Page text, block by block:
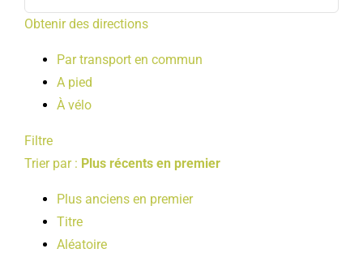
Obtenir des directions
Par transport en commun
A pied
À vélo
Filtre
Trier par : Plus récents en premier
Plus anciens en premier
Titre
Aléatoire